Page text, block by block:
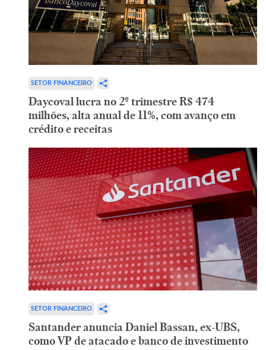
SETOR FINANCEIRO
Daycoval lucra no 2º trimestre R$ 474
milhões, alta anual de 11%, com avanço em
crédito e receitas
SETOR FINANCEIRO
Santander anuncia Daniel Bassan, ex-UBS,
como VP de atacado e banco de investimento